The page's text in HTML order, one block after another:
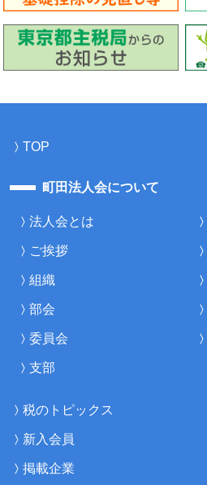
TOP
町田法人会について
法人会とは
ご挨拶
組織
部会
委員会
支部
税のトピックス
新入会員
掲載企業